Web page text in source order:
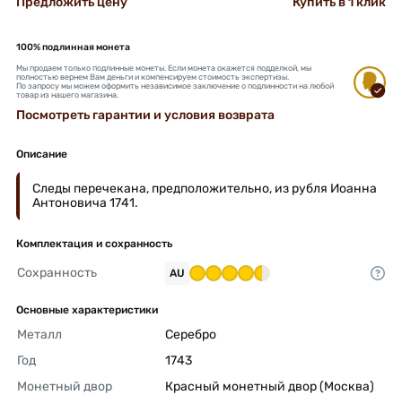
100% подлинная монета
Мы продаем только подлинные монеты. Если монета окажется подделкой, мы
полностью вернем Вам деньги и компенсируем стоимость экспертизы.
По запросу мы можем оформить независимое заключение о подлинности на любой
товар из нашего магазина.
Посмотреть гарантии и условия возврата
Описание
Следы перечекана, предположительно, из рубля Иоанна
Антоновича 1741.
Комплектация и сохранность
Сохранность AU
Основные характеристики
Металл
Серебро
Год
1743
Монетный двор
Красный монетный двор (Москва)